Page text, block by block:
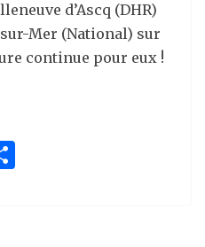
d’Ascq (DHR)
Mer (National) sur
continue pour eux !